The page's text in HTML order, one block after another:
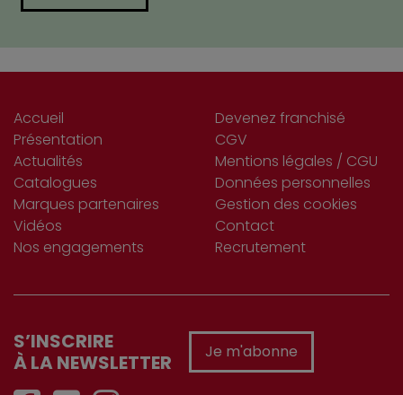
Accueil
Présentation
Actualités
Catalogues
Marques partenaires
Vidéos
Nos engagements
Devenez franchisé
CGV
Mentions légales / CGU
Données personnelles
Gestion des cookies
Contact
Recrutement
S’INSCRIRE
À LA NEWSLETTER
Je m'abonne